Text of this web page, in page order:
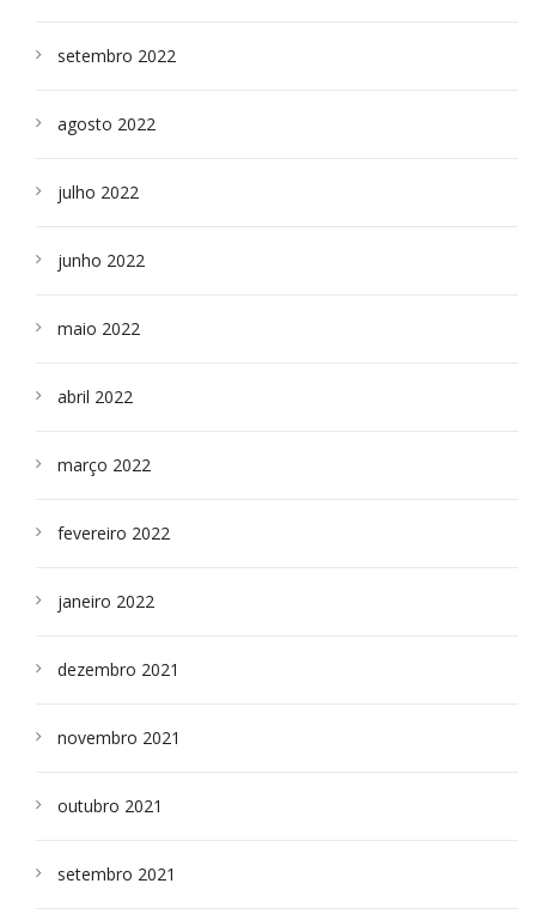
setembro 2022
agosto 2022
julho 2022
junho 2022
maio 2022
abril 2022
março 2022
fevereiro 2022
janeiro 2022
dezembro 2021
novembro 2021
outubro 2021
setembro 2021